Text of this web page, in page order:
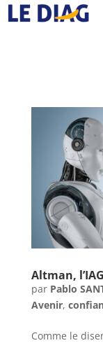
Altman,
par Pablo
Avenir,
Comme le